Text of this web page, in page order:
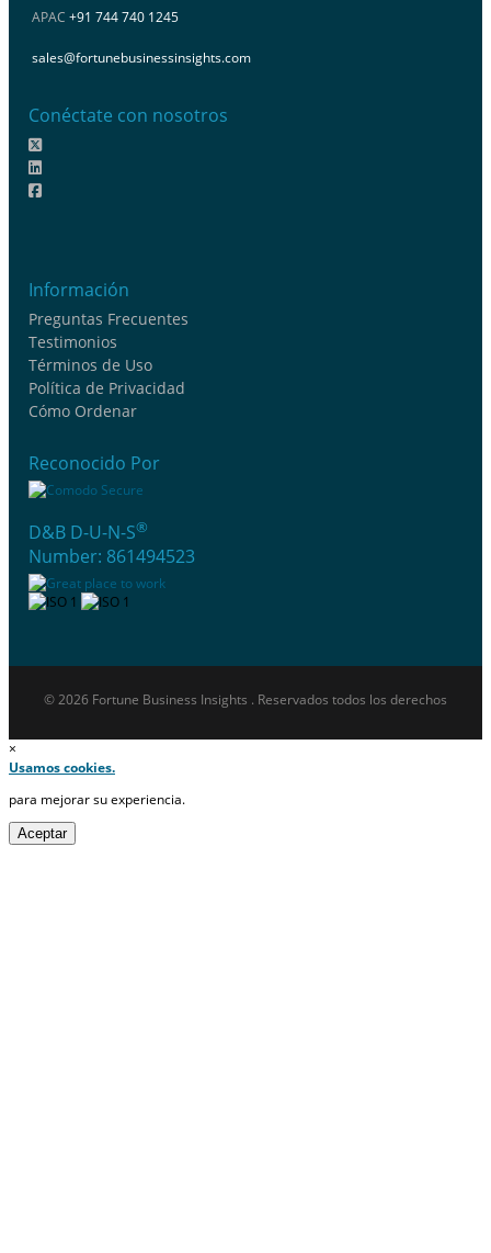
APAC +91 744 740 1245
sales@fortunebusinessinsights.com
Conéctate con nosotros
Información
Preguntas Frecuentes
Testimonios
Términos de Uso
Política de Privacidad
Cómo Ordenar
Reconocido Por
D&B D-U-N-S®
Number: 861494523
© 2026 Fortune Business Insights . Reservados todos los derechos
×
Usamos cookies.
para mejorar su experiencia.
Aceptar